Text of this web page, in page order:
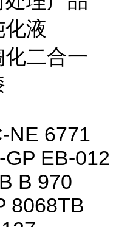
液
二合一
NE 6771
EB-012
B 970
8068TB